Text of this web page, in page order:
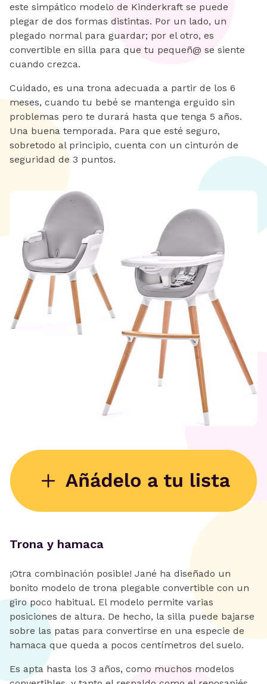
este simpático modelo de Kinderkraft se puede
plegar de dos formas distintas. Por un lado, un
plegado normal para guardar; por el otro, es
convertible en silla para que tu pequeñ@ se siente
cuando crezca.
Cuidado, es una trona adecuada a partir de los 6
meses, cuando tu bebé se mantenga erguido sin
problemas pero te durará hasta que tenga 5 años.
Una buena temporada. Para que esté seguro,
sobretodo al principio, cuenta con un cinturón de
seguridad de 3 puntos.
Trona y hamaca
¡Otra combinación posible! Jané ha diseñado un
bonito modelo de trona plegable convertible con un
giro poco habitual. El modelo permite varias
posiciones de altura. De hecho, la silla puede bajarse
sobre las patas para convertirse en una especie de
hamaca que queda a pocos centímetros del suelo.
Es apta hasta los 3 años, como muchos modelos